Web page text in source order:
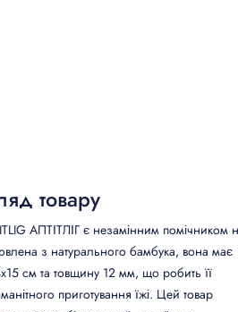
товару
АПТІТЛІГ є незамінним помічником
з натурального бамбука, вона має
см та товщину 12 мм, що робить її
приготування їжі. Цей товар